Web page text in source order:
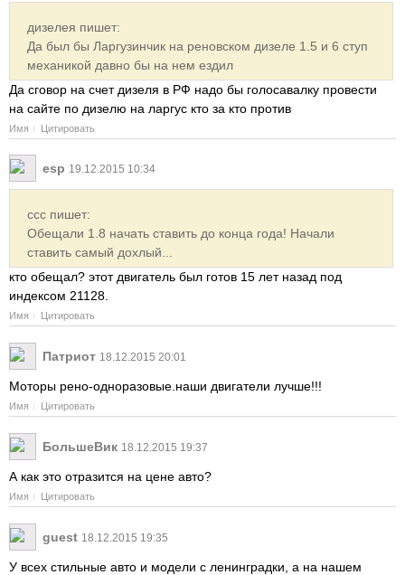
дизелея пишет:
Да был бы Ларгузинчик на реновском дизеле 1.5 и 6 ступ
механикой давно бы на нем ездил
Да сговор на счет дизеля в РФ надо бы голосавалку провести
на сайте по дизелю на ларгус кто за кто против
Имя Цитировать
esp 19.12.2015 10:34
ссс пишет:
Обещали 1.8 начать ставить до конца года! Начали
ставить самый дохлый...
кто обещал? этот двигатель был готов 15 лет назад под
индексом 21128.
Имя Цитировать
Патриот 18.12.2015 20:01
Моторы рено-одноразовые.наши двигатели лучше!!!
Имя Цитировать
БольшеВик 18.12.2015 19:37
А как это отразится на цене авто?
Имя Цитировать
guest 18.12.2015 19:35
У всех стильные авто и модели с ленинградки, а на нашем